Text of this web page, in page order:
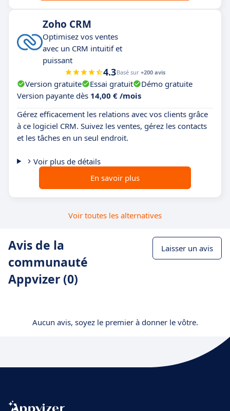
Zoho CRM
Optimisez vos ventes
avec un CRM intuitif et
puissant
4.3Basé sur +200 avis
Version gratuite Essai gratuit
Démo gratuite
Version payante dès 14,00 € /mois
Gérez efficacement les relations avec vos clients grâce
à ce logiciel CRM. Suivez les ventes, gérez les contacts
et les tâches en un seul endroit.
Voir plus de détails
En savoir plus
Voir toutes les alternatives
Avis de la
communauté
Appvizer (0)
Laisser un avis
Aucun avis, soyez le premier à donner le vôtre.